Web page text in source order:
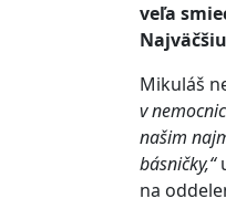
veľa
Mikuláš
v
našim
básničky,“
na